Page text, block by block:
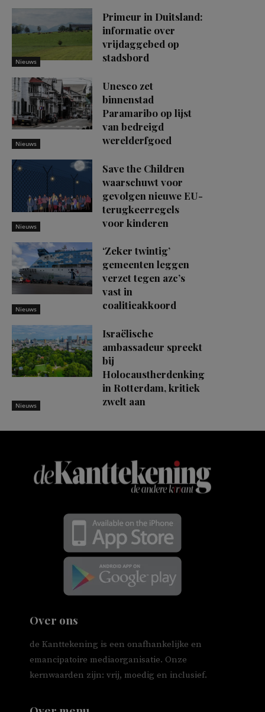
Nieuws
Primeur in Duitsland:
informatie over
vrijdaggebed op
stadsbord
Nieuws
Unesco zet
binnenstad
Paramaribo op lijst
van bedreigd
werelderfgoed
Nieuws
Save the Children
waarschuwt voor
gevolgen nieuwe EU-
terugkeerregels
voor kinderen
Nieuws
‘Zeker twintig’
gemeenten leggen
verzet tegen azc’s
vast in
coalitieakkoord
Nieuws
Israëlische
ambassadeur spreekt
bij
Holocaustherdenking
in Rotterdam, kritiek
zwelt aan
Over ons
de Kanttekening is een onafhankelijke en
emancipatoire mediaorganisatie. Onze
kernwaarden zijn: vrij, moedig en inclusief.